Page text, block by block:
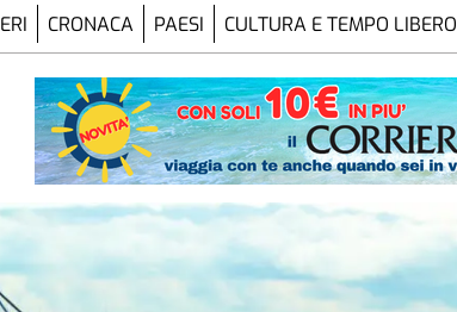
CRONACA PAESI CULTURA E TEMPO LIBERO